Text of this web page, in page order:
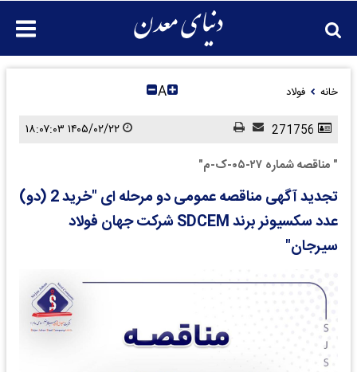
خانه فولاد A
" مناقصه شماره ۲۷-۰۵-ک-م"
تجدید آگهی مناقصه عمومی دو مرحله ای "خرید 2 (دو)
عدد سکسیونر برند SDCEM شرکت جهان فولاد
سیرجان"